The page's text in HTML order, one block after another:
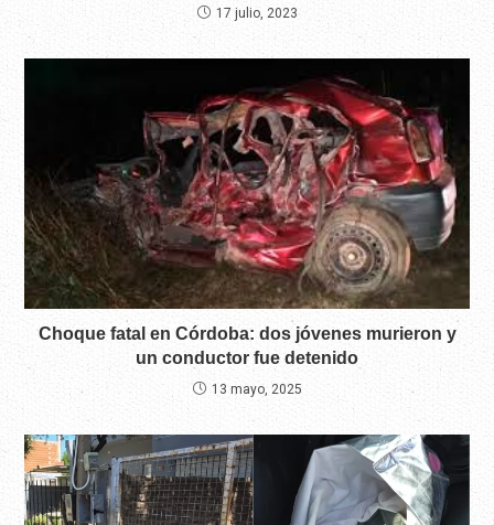
17 julio, 2023
Choque fatal en Córdoba: dos jóvenes murieron y
un conductor fue detenido
13 mayo, 2025